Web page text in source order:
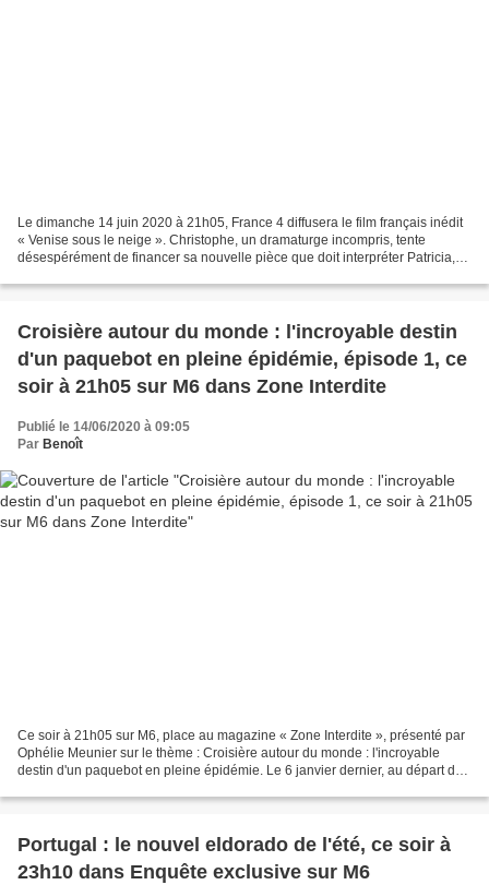
Le dimanche 14 juin 2020 à 21h05, France 4 diffusera le film français inédit
« Venise sous le neige ». Christophe, un dramaturge incompris, tente
désespérément de financer sa nouvelle pièce que doit interpréter Patricia,
Croisière autour du monde : l'incroyable destin
d'un paquebot en pleine épidémie, épisode 1, ce
soir à 21h05 sur M6 dans Zone Interdite
Publié le 14/06/2020 à 09:05
Par Benoît
Ce soir à 21h05 sur M6, place au magazine « Zone Interdite », présenté par
Ophélie Meunier sur le thème : Croisière autour du monde : l'incroyable
destin d'un paquebot en pleine épidémie. Le 6 janvier dernier, au départ de
Portugal : le nouvel eldorado de l'été, ce soir à
23h10 dans Enquête exclusive sur M6